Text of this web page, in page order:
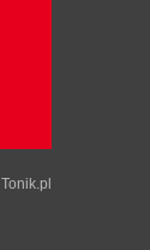
Tonik.pl